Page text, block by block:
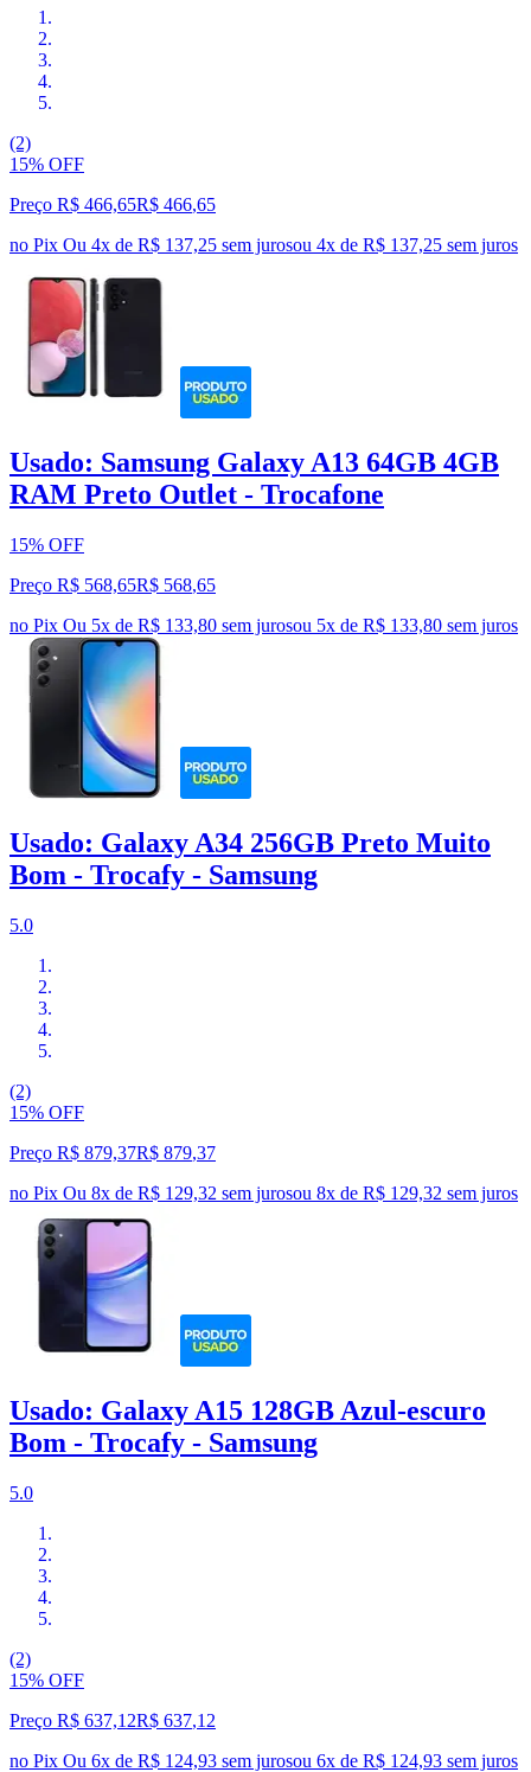
(2)
15% OFF
Preço R$ 466,65R$ 466,65
no Pix Ou 4x de R$ 137,25 sem jurosou 4x de R$ 137,25 sem juros
Usado: Samsung Galaxy A13 64GB 4GB
RAM Preto Outlet - Trocafone
15% OFF
Preço R$ 568,65R$ 568,65
no Pix Ou 5x de R$ 133,80 sem jurosou 5x de R$ 133,80 sem juros
Usado: Galaxy A34 256GB Preto Muito
Bom - Trocafy - Samsung
5.0
(2)
15% OFF
Preço R$ 879,37R$ 879,37
no Pix Ou 8x de R$ 129,32 sem jurosou 8x de R$ 129,32 sem juros
Usado: Galaxy A15 128GB Azul-escuro
Bom - Trocafy - Samsung
5.0
(2)
15% OFF
Preço R$ 637,12R$ 637,12
no Pix Ou 6x de R$ 124,93 sem jurosou 6x de R$ 124,93 sem juros